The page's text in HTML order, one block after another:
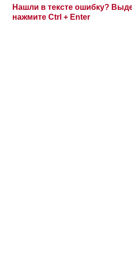
Нашли в тексте ошибку?
нажмите Ctrl + Enter